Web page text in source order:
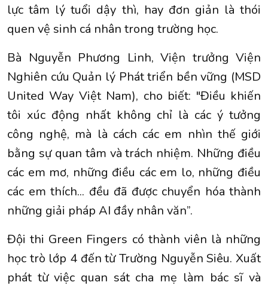
lực tâm lý tuổi dậy thì, hay đơn giản là thói
quen vệ sinh cá nhân trong trường học.
Bà Nguyễn Phương Linh, Viện trưởng Viện
Nghiên cứu Quản lý Phát triển bền vững (MSD
United Way Việt Nam), cho biết: "Điều khiến
tôi xúc động nhất không chỉ là các ý tưởng
công nghệ, mà là cách các em nhìn thế giới
bằng sự quan tâm và trách nhiệm. Những điều
các em mơ, những điều các em lo, những điều
các em thích... đều đã được chuyển hóa thành
những giải pháp AI đầy nhân văn”.
Đội thi Green Fingers có thành viên là những
học trò lớp 4 đến từ Trường Nguyễn Siêu. Xuất
phát từ việc quan sát cha mẹ làm bác sĩ và